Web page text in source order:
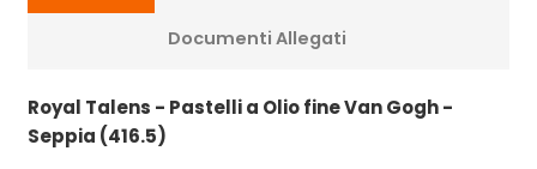
Documenti Allegati
Royal Talens - Pastelli a Olio fine Van Gogh -
Seppia (416.5)